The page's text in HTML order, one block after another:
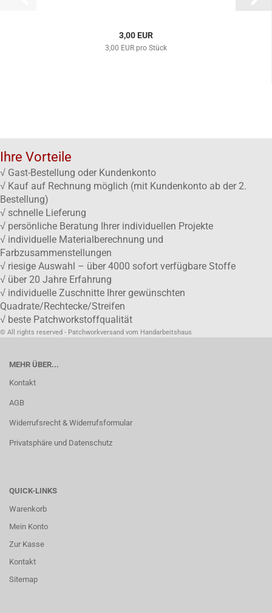
3,00 EUR
3,00 EUR pro Stück
Ihre Vorteile
√ Gast-Bestellung oder Kundenkonto
√ Kauf auf Rechnung möglich (mit Kundenkonto ab der 2.
Bestellung)
√ schnelle Lieferung
√ persönliche Beratung Ihrer individuellen Projekte
√ individuelle Materialberechnung und
Farbzusammenstellungen
√ riesige Auswahl – über 4000 sofort verfügbare Stoffe
√ über 20 Jahre Erfahrung
√ individuelle Zuschnitte Ihrer gewünschten
Quadrate/Rechtecke/Streifen
√ beste Patchworkstoffqualität
© All rights reserved - Patchworkversand vom Handarbeitshaus
MEHR ÜBER...
Kontakt
AGB
Widerrufsrecht & Widerrufsformular
Privatsphäre und Datenschutz
QUICK-LINKS
Warenkorb
Mein Konto
Zur Kasse
Kontakt
Sitemap